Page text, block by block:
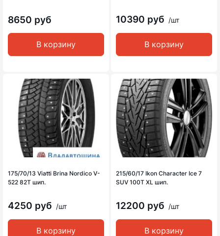
8650 руб
В корзину
10390 руб /шт
В корзину
175/70/13 Viatti Brina Nordico V-
522 82T шип.
4250 руб /шт
В корзину
215/60/17 Ikon Character Ice 7
SUV 100T XL шип.
12200 руб /шт
В корзину